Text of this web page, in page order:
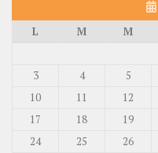
L
M M
3
4 5
10
11 12
17
18 19
24
25 26